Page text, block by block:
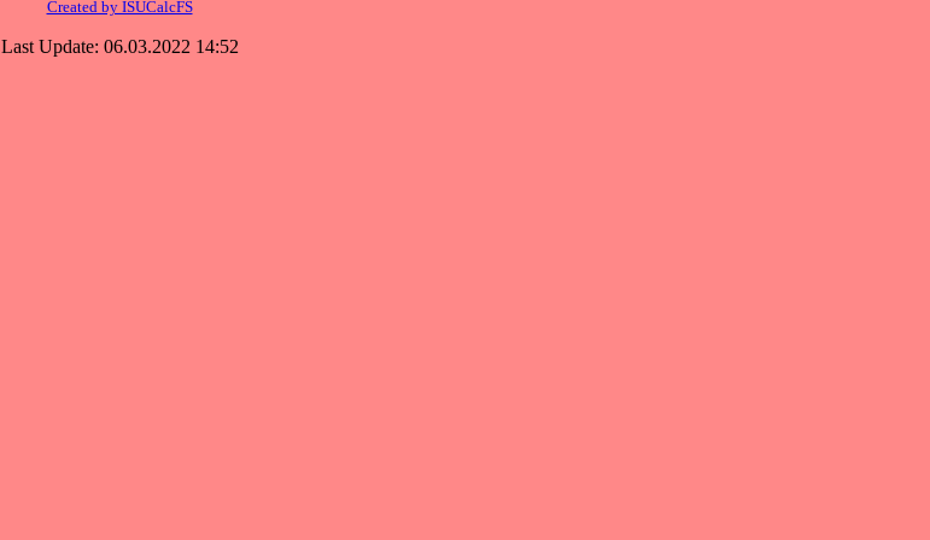
Created by ISUCalcFS
Last Update: 06.03.2022 14:52